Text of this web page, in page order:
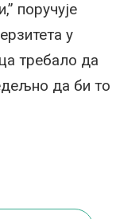
поручује
у
требало да
да би то